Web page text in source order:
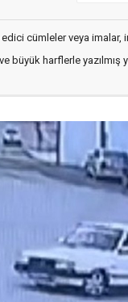
cümleler veya imalar,
büyük harflerle yazılmış